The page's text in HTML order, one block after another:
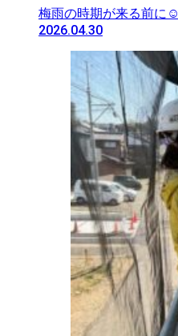
梅雨の時期が来る前に☺️
2026.04.30